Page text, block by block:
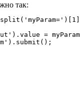
так:
=